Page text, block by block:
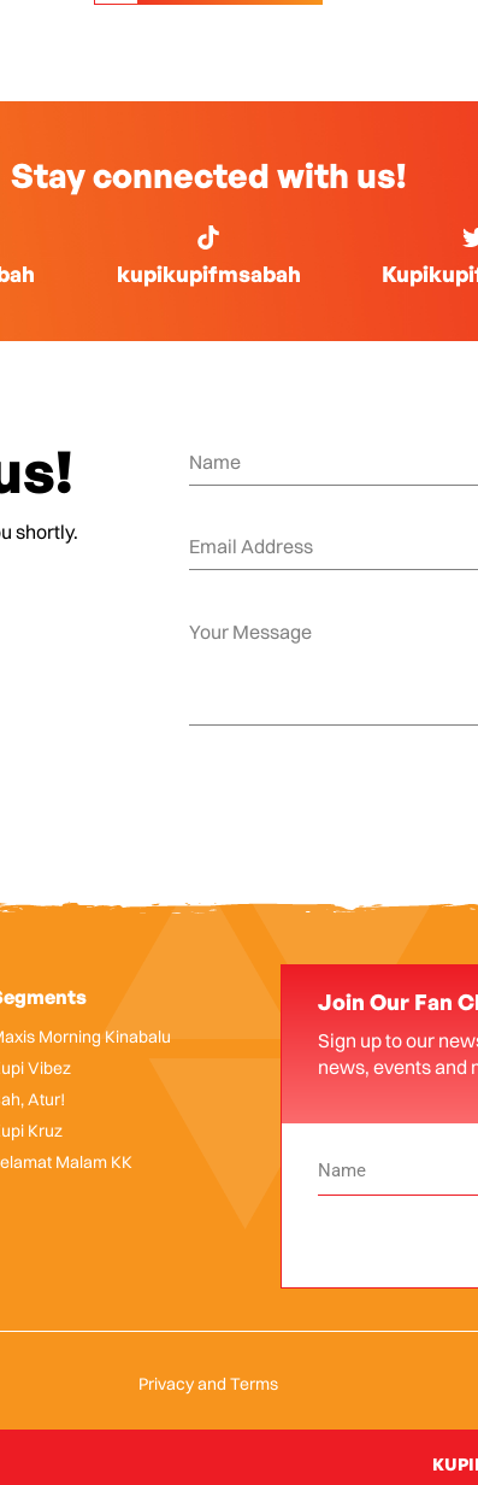
Stay connected with us!
kupikupifmsabah
shortly.
Morning Kinabalu
Vibez
Atur!
Kruz
Malam KK
Join Our Fan
Sign up to our
news, events and
Privacy and Terms